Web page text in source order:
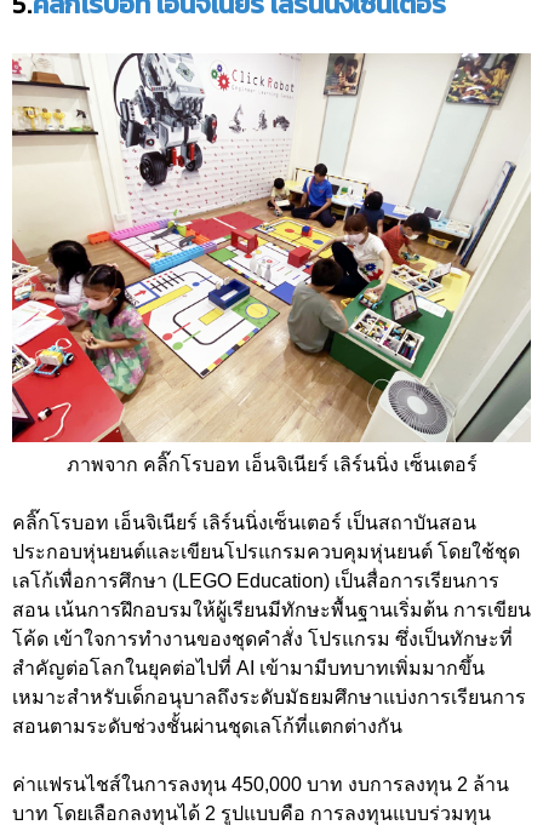
ภาพจาก คลิ๊กโรบอท เอ็นจิเนียร์ เลิร์นนิ่ง เซ็นเตอร์
คลิ๊กโรบอท เอ็นจิเนียร์ เลิร์นนิ่งเซ็นเตอร์ เป็นสถาบันสอน
ประกอบหุ่นยนต์และเขียนโปรแกรมควบคุมหุ่นยนต์ โดยใช้ชุด
เลโก้เพื่อการศึกษา (LEGO Education) เป็นสื่อการเรียนการ
สอน เน้นการฝึกอบรมให้ผู้เรียนมีทักษะพื้นฐานเริ่มต้น การเขียน
โค้ด เข้าใจการทำงานของชุดคำสั่ง โปรแกรม ซึ่งเป็นทักษะที่
สำคัญต่อโลกในยุคต่อไปที่ AI เข้ามามีบทบาทเพิ่มมากขึ้น
เหมาะสำหรับเด็กอนุบาลถึงระดับมัธยมศึกษาแบ่งการเรียนการ
สอนตามระดับช่วงชั้นผ่านชุดเลโก้ที่แตกต่างกัน
ค่าแฟรนไชส์ในการลงทุน 450,000 บาท งบการลงทุน 2 ล้าน
บาท โดยเลือกลงทุนได้ 2 รูปแบบคือ การลงทุนแบบร่วมทุน